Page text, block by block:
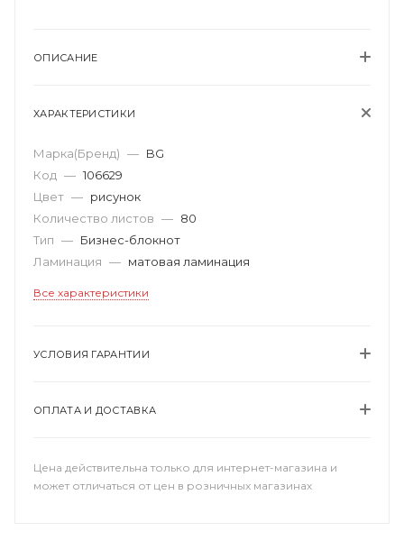
ОПИСАНИЕ
ХАРАКТЕРИСТИКИ
Марка(Бренд) — BG
Код — 106629
Цвет — рисунок
Количество листов — 80
Тип — Бизнес-блокнот
Ламинация — матовая ламинация
Все характеристики
УСЛОВИЯ ГАРАНТИИ
ОПЛАТА И ДОСТАВКА
Цена действительна только для интернет-магазина и
может отличаться от цен в розничных магазинах